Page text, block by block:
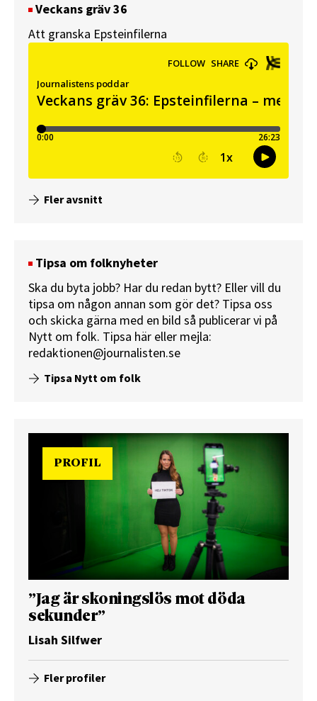
Veckans gräv 36
Att granska Epsteinfilerna
Fler avsnitt
Tipsa om folknyheter
Ska du byta jobb? Har du redan bytt? Eller vill du
tipsa om någon annan som gör det? Tipsa oss
och skicka gärna med en bild så publicerar vi på
Nytt om folk. Tipsa här eller mejla:
redaktionen@journalisten.se
Tipsa Nytt om folk
PROFIL
”Jag är skoningslös mot döda
sekunder”
Lisah Silfwer
Fler profiler